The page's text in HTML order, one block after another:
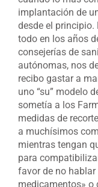
implantación de
desde el
todo en los años
consejerías de
autónomas, nos
recibo gastar a
uno “su” modelo
sometía a los
medidas de
a muchísimos
mientras tengan
para
favor de no
medicamentos» o